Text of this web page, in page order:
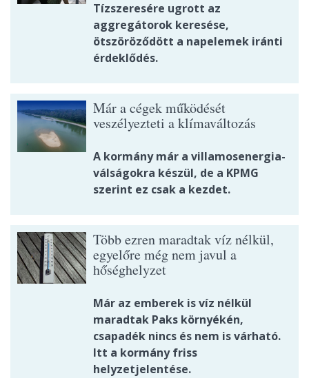
Tízszeresére ugrott az
aggregátorok keresése,
ötszöröződött a napelemek iránti
érdeklődés.
Már a cégek működését
veszélyezteti a klímaváltozás
A kormány már a villamosenergia-
válságokra készül, de a KPMG
szerint ez csak a kezdet.
Több ezren maradtak víz nélkül,
egyelőre még nem javul a
hőséghelyzet
Már az emberek is víz nélkül
maradtak Paks környékén,
csapadék nincs és nem is várható.
Itt a kormány friss
helyzetjelentése.